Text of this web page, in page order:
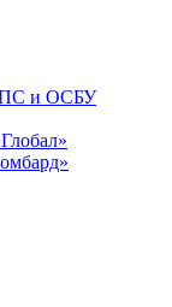
ЕПС и ОСБУ